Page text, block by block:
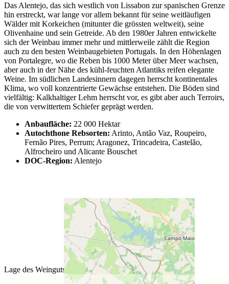
Das Alentejo, das sich westlich von Lissabon zur spanischen Grenze
hin erstreckt, war lange vor allem bekannt für seine weitläufigen
Wälder mit Korkeichen (mitunter die grössten weltweit), seine
Olivenhaine und sein Getreide. Ab den 1980er Jahren entwickelte
sich der Weinbau immer mehr und mittlerweile zählt die Region
auch zu den besten Weinbaugebieten Portugals. In den Höhenlagen
von Portalegre, wo die Reben bis 1000 Meter über Meer wachsen,
aber auch in der Nähe des kühl-feuchten Atlantiks reifen elegante
Weine. Im südlichen Landesinnern dagegen herrscht kontinentales
Klima, wo voll konzentrierte Gewächse entstehen. Die Böden sind
vielfältig: Kalkhaltiger Lehm herrscht vor, es gibt aber auch Terroirs,
die von verwittertem Schiefer geprägt werden.
Anbaufläche: 22 000 Hektar
Autochthone Rebsorten: Arinto, Antão Vaz, Roupeiro,
Fernão Pires, Perrum; Aragonez, Trincadeira, Castelão,
Alfrocheiro und Alicante Bouschet
DOC-Region: Alentejo
Lage des Weinguts